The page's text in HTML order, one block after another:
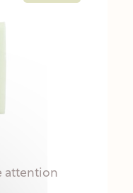
attention